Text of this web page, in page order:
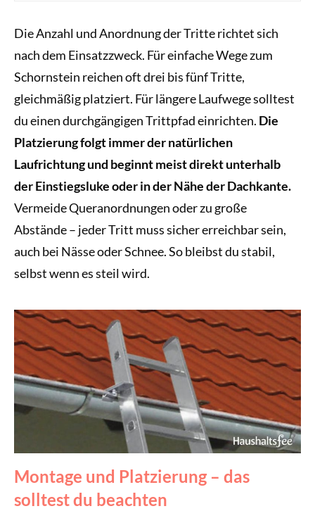
Die Anzahl und Anordnung der Tritte richtet sich
nach dem Einsatzzweck. Für einfache Wege zum
Schornstein reichen oft drei bis fünf Tritte,
gleichmäßig platziert. Für längere Laufwege solltest
du einen durchgängigen Trittpfad einrichten. Die
Platzierung folgt immer der natürlichen
Laufrichtung und beginnt meist direkt unterhalb
der Einstiegsluke oder in der Nähe der Dachkante.
Vermeide Queranordnungen oder zu große
Abstände – jeder Tritt muss sicher erreichbar sein,
auch bei Nässe oder Schnee. So bleibst du stabil,
selbst wenn es steil wird.
Montage und Platzierung – das
solltest du beachten